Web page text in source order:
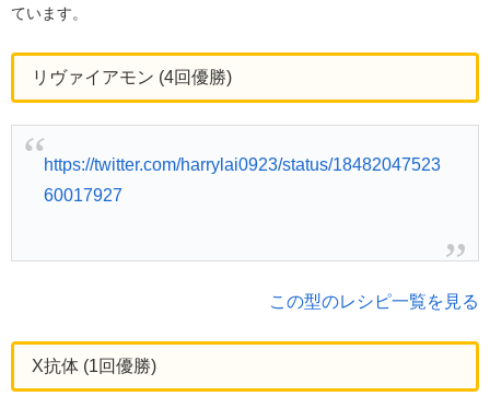
ています。
リヴァイアモン (4回優勝)
https://twitter.com/harrylai0923/status/18482047523
60017927
この型のレシピ一覧を見る
X抗体 (1回優勝)